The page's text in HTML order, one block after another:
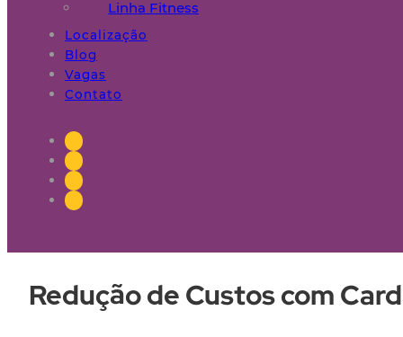
Linha Fitness
Localização
Blog
Vagas
Contato
Redução de Custos com